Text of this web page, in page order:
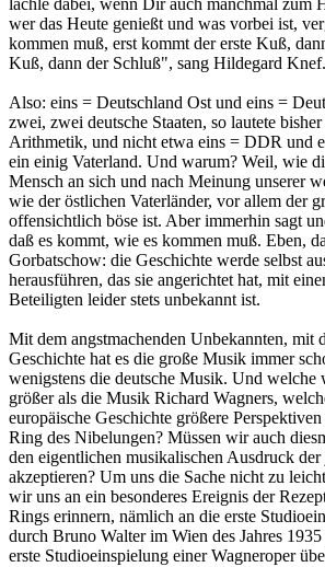
lächle dabei, wenn Dir auch manchmal zum
wer das Heute genießt und was vorbei ist,
kommen muß, erst kommt der erste Kuß,
Kuß, dann der Schluß", sang Hildegard Knef.
Also: eins = Deutschland Ost und eins =
zwei, zwei deutsche Staaten, so lautete
Arithmetik, und nicht etwa eins = DDR und
ein einig Vaterland. Und warum? Weil, wie
Mensch an sich und nach Meinung unserer
wie der östlichen Vaterländer, vor allem der
offensichtlich böse ist. Aber immerhin sagt
daß es kommt, wie es kommen muß. Eben,
Gorbatschow: die Geschichte werde selbst
herausführen, das sie angerichtet hat, mit
Beteiligten leider stets unbekannt ist.
Mit dem angstmachenden Unbekannten, mit
Geschichte hat es die große Musik immer
wenigstens die deutsche Musik. Und welche
größer als die Musik Richard Wagners,
europäische Geschichte größere
Ring des Nibelungen? Müssen wir auch
den eigentlichen musikalischen Ausdruck
akzeptieren? Um uns die Sache nicht zu
wir uns an ein besonderes Ereignis der
Rings erinnern, nämlich an die erste
durch Bruno Walter im Wien des Jahres
erste Studioeinspielung einer Wagneroper